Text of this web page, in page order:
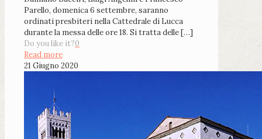
Parello, domenica 6 settembre, saranno
ordinati presbiteri nella Cattedrale di Lucca
durante la messa delle ore 18. Si tratta delle[…]
Do you like it?0
Read more
21 Giugno 2020